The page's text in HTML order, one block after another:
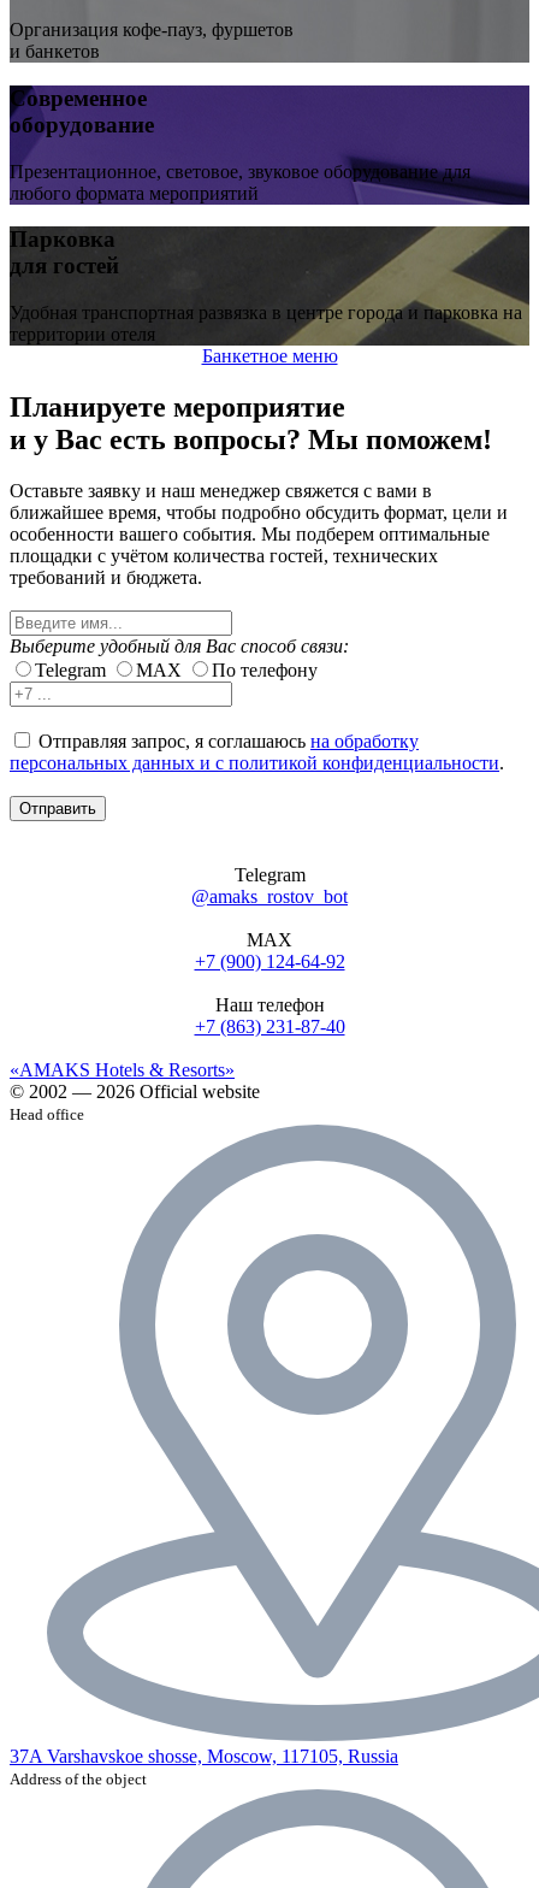
Организация кофе-пауз, фуршетов
и банкетов
Современное
оборудование
Презентационное, световое, звуковое оборудование для
любого формата мероприятий
Парковка
для гостей
Удобная транспортная развязка в центре города и парковка на
территории отеля
Банкетное меню
Планируете мероприятие
и у Вас есть вопросы? Мы поможем!
Оставьте заявку и наш менеджер свяжется с вами в
ближайшее время, чтобы подробно обсудить формат, цели и
особенности вашего события. Мы подберем оптимальные
площадки с учётом количества гостей, технических
требований и бюджета.
Выберите удобный для Вас способ связи:
Telegram
MAX По телефону
Отправляя запрос, я соглашаюсь на обработку
персональных данных и с политикой конфиденциальности.
Отправить
Telegram
@amaks_rostov_bot
MAX
+7 (900) 124-64-92
Наш телефон
+7 (863) 231-87-40
«AMAKS Hotels & Resorts»
© 2002 — 2026 Official website
Head office
37A Varshavskoe shosse, Moscow, 117105, Russia
Address of the object